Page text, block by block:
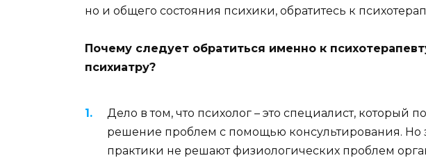
но и общего состояния психики, обратитесь к
Почему следует обратиться именно к
психиатру?
Дело в том, что психолог – это специалист, который
решение проблем с помощью консультирования. Но
практики не решают физиологических проблем